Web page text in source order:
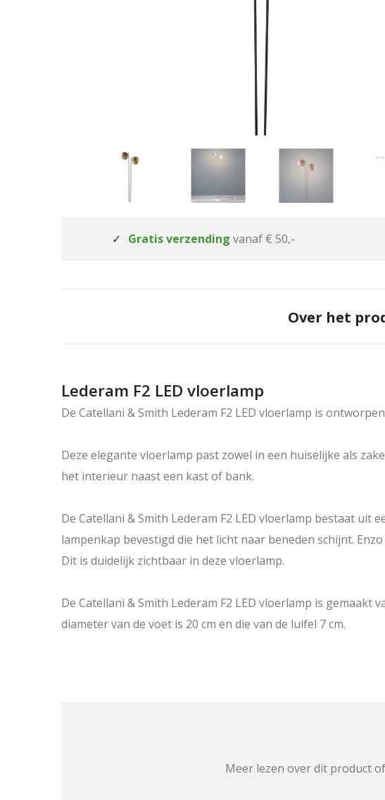
Gratis verzending vanaf € 50,-
Over het
Lederam F2 LED vloerlamp
De Catellani & Smith Lederam F2 LED vloerlamp is
Deze elegante vloerlamp past zowel in een huiselijke als
het interieur naast een kast of bank.
De Catellani & Smith Lederam F2 LED vloerlamp bestaat uit
lampenkap bevestigd die het licht naar beneden schijnt.
Dit is duidelijk zichtbaar in deze vloerlamp.
De Catellani & Smith Lederam F2 LED vloerlamp is gemaakt
diameter van de voet is 20 cm en die van de luifel 7 cm.
Meer lezen over dit product